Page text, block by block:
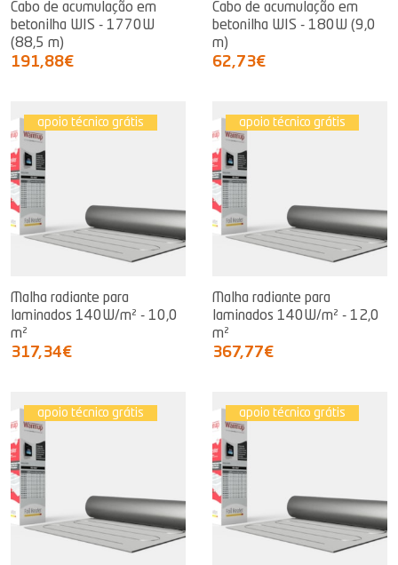
Cabo de acumulação em
betonilha WIS - 1770W
(88,5 m)
191,88€
Cabo de acumulação em
betonilha WIS - 180W (9,0
m)
62,73€
apoio técnico grátis
Malha radiante para
laminados 140W/m² - 10,0
m²
317,34€
apoio técnico grátis
Malha radiante para
laminados 140W/m² - 12,0
m²
367,77€
apoio técnico grátis apoio técnico grátis